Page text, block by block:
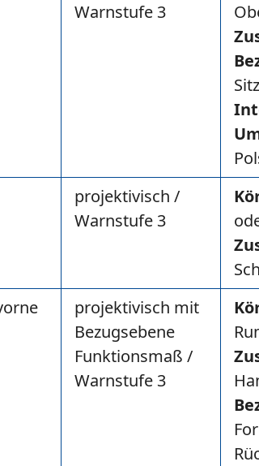
Warnstufe 3
projektivisch /
Warnstufe 3
projektivisch mit
Bezugsebene
Funktionsmaß /
Warnstufe 3